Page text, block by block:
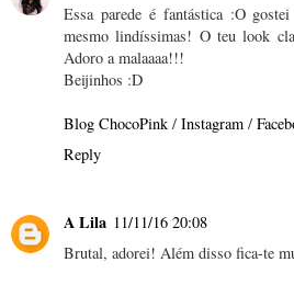
Essa parede é fantástica :O
mesmo lindíssimas! O teu look
Adoro a malaaaa!!!
Beijinhos :D
Blog ChocoPink / Instagram /
Reply
A Lila 11/11/16 20:08
Brutal, adorei! Além disso fica-te